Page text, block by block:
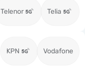
Telenor Telia
KPN Vodafone